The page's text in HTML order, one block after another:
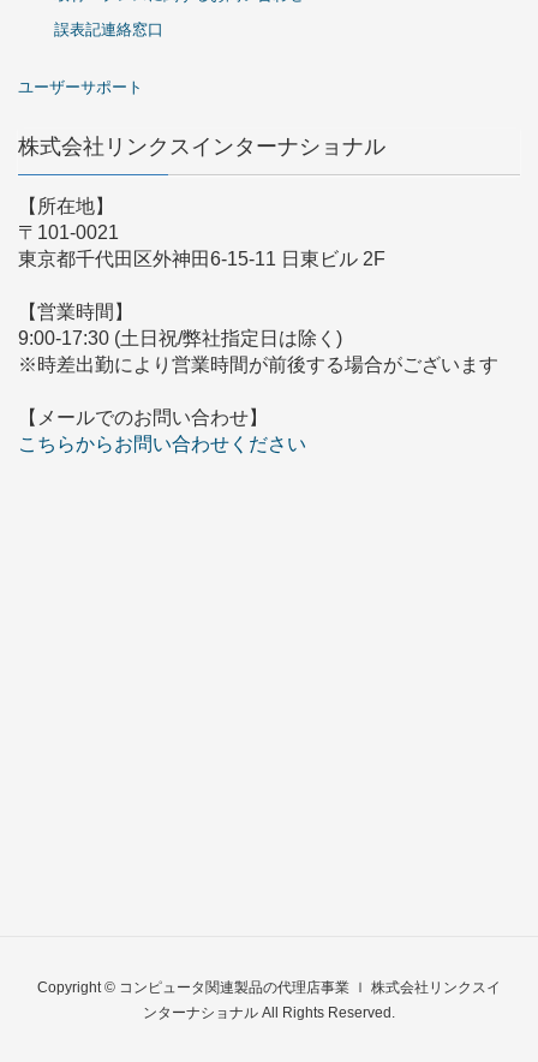
誤表記連絡窓口
ユーザーサポート
株式会社リンクスインターナショナル
【所在地】
〒101-0021
東京都千代田区外神田6-15-11 日東ビル 2F
【営業時間】
9:00-17:30 (土日祝/弊社指定日は除く)
※時差出勤により営業時間が前後する場合がございます
【メールでのお問い合わせ】
こちらからお問い合わせください
Copyright © コンピュータ関連製品の代理店事業 ｌ 株式会社リンクスイ
ンターナショナル All Rights Reserved.